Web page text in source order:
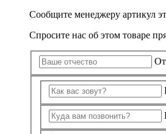
Сообщите менеджеру артикул
Спросите нас об этом товаре